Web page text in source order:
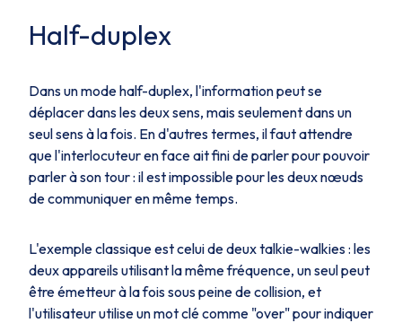
Half-duplex
Dans un modehalf-duplex, l'information peut se
déplacer dans les deux sens, mais seulement dans un
seul sens à la fois. En d'autres termes, il faut attendre
que l'interlocuteur en face ait fini de parler pour pouvoir
parler à son tour : il est impossible pour les deux nœuds
de communiquer en même temps.
L'exemple classique est celui de deux talkie-walkies : les
deux appareils utilisant la même fréquence, un seul peut
être émetteur à la fois sous peine de collision, et
l'utilisateur utilise un mot clé comme "over" pour indiquer